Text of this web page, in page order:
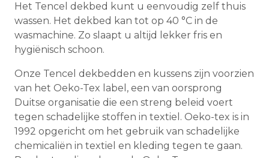
Het Tencel dekbed kunt u eenvoudig zelf thuis
wassen. Het dekbed kan tot op 40 °C in de
wasmachine. Zo slaapt u altijd lekker fris en
hygiënisch schoon.
Onze Tencel dekbedden en kussens zijn voorzien
van het Oeko-Tex label, een van oorsprong
Duitse organisatie die een streng beleid voert
tegen schadelijke stoffen in textiel. Oeko-tex is in
1992 opgericht om het gebruik van schadelijke
chemicaliën in textiel en kleding tegen te gaan.